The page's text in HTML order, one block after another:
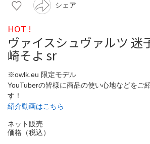
シェア
HOT !
ヴァイスシュヴァルツ 迷
崎そよ sr
※owlk.eu 限定モデル
YouTuberの皆様に商品の使い心地などをご
す！
紹介動画はこちら
ネット販売
価格（税込）